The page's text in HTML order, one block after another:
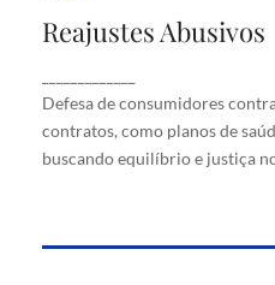
Reajustes Abusivos
Defesa de consumidores
contratos, como planos de
buscando equilíbrio e justiça
Reajustes
em contratos, como
essenciais, buscando